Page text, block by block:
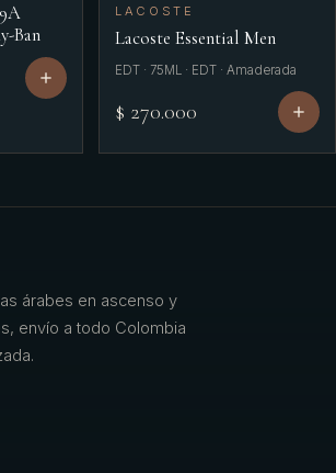
Ban
LACOSTE
Lacoste Essential Men
EDT · 75ML · EDT · Amaderada
$ 270.000
árabes en ascenso y
envío a todo Colombia